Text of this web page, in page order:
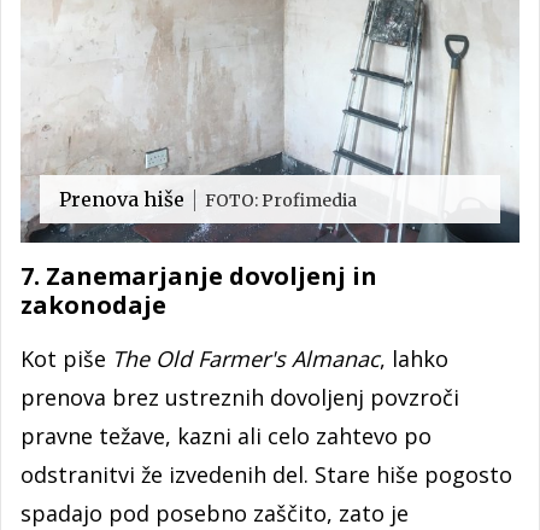
Prenova hiše FOTO: Profimedia
7. Zanemarjanje dovoljenj in
zakonodaje
Kot piše The Old Farmer's Almanac, lahko
prenova brez ustreznih dovoljenj povzroči
pravne težave, kazni ali celo zahtevo po
odstranitvi že izvedenih del. Stare hiše pogosto
spadajo pod posebno zaščito, zato je